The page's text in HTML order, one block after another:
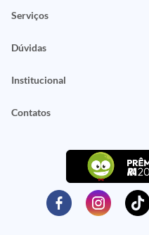
Serviços
Dúvidas
Institucional
Contatos